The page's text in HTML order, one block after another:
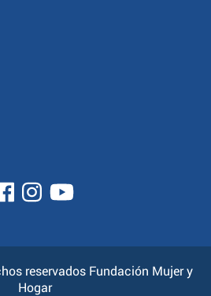
reservados Fundación Mujer y
Hogar